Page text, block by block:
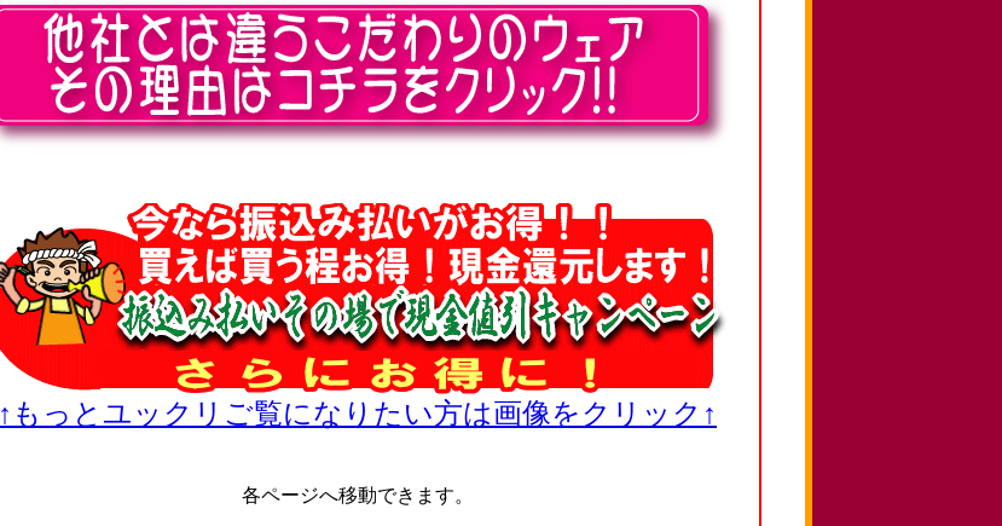
↑もっとユックリご覧になりたい方は画像をクリック↑
各ページへ移動できます。